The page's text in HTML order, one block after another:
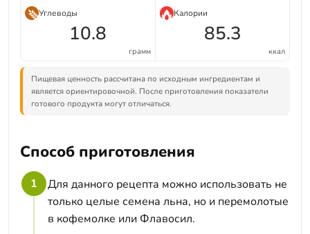
Углеводы
10.8
грамм
Калории
85.3
ккал
Пищевая ценность рассчитана по исходным ингредиентам и
является ориентировочной. После приготовления показатели
готового продукта могут отличаться.
Способ приготовления
1
Для данного рецепта можно использовать не
только целые семена льна, но и перемолотые
в кофемолке или Флавосил.